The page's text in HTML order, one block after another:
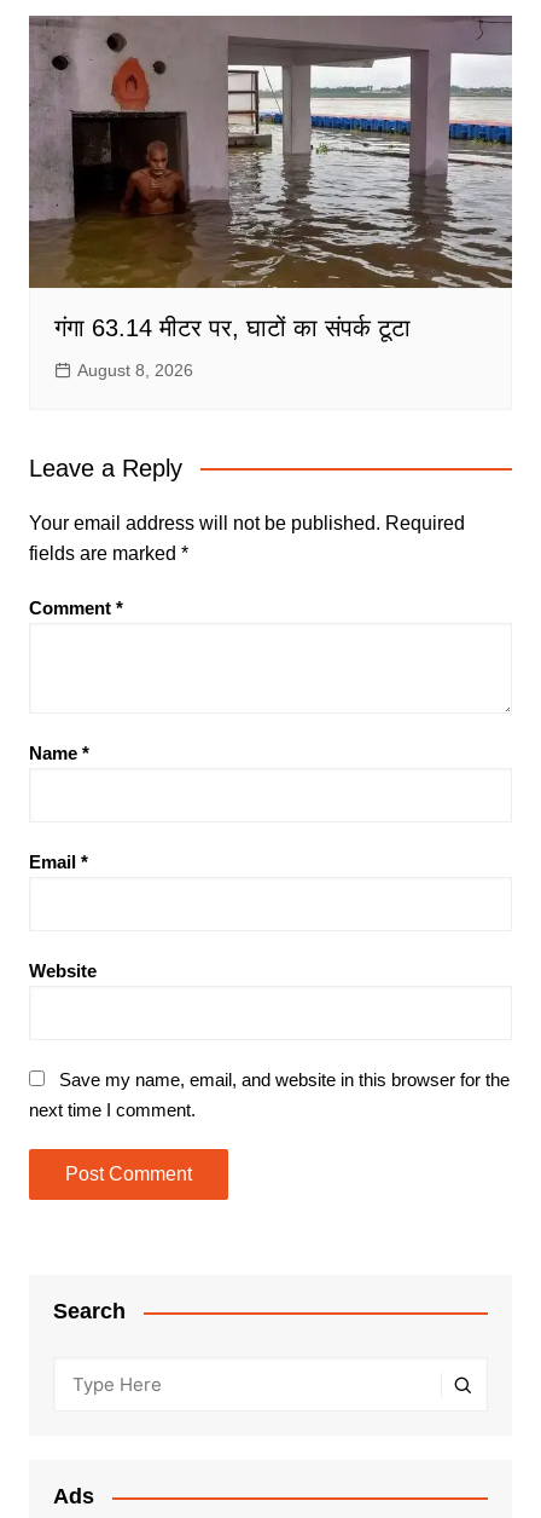
गंगा 63.14 मीटर पर, घाटों का संपर्क टूटा
August 8, 2026
Leave a Reply
Your email address will not be published. Required
fields are marked *
Comment *
Name *
Email *
Website
Save my name, email, and website in this browser for the
next time I comment.
Search
Ads